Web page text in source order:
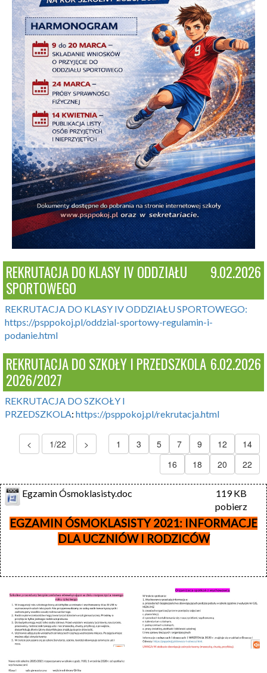
REKRUTACJA DO KLASY IV ODDZIAŁU
SPORTOWEGO
9.02.2026
REKRUTACJA DO KLASY IV ODDZIAŁU SPORTOWEGO:
https://psppokoj.pl/oddzial-sportowy-regulamin-i-
podanie.html
REKRUTACJA DO SZKOŁY I PRZEDSZKOLA
2026/2027
6.02.2026
REKRUTACJA DO SZKOŁY I
PRZEDSZKOLA: https://psppokoj.pl/rekrutacja.html
< 1/22 > 1 3 5 7 9 12
14
16
18 20 22
Egzamin Ósmoklasisty.doc
119 KB
pobierz
EGZAMIN ÓSMOKLASISTY 2021: INFORMACJE
DLA UCZNIÓW I RODZICÓW